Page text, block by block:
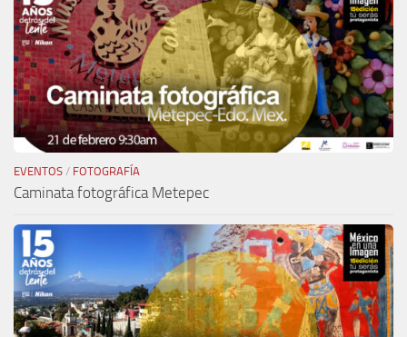
EVENTOS / FOTOGRAFÍA
Caminata fotográfica Metepec